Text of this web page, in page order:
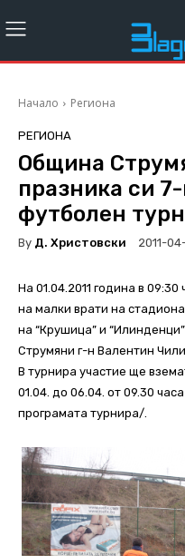
Начало Региона
РЕГИОНА
Община
празника си
футболен
By Д. Христовски 2011-
На 01.04.2011 година в
на малки врати на
на “Крушица” и
Струмяни г-н Валентин
В турнира участие ще
01.04. до 06.04. от 09.30
програмата турнира/.